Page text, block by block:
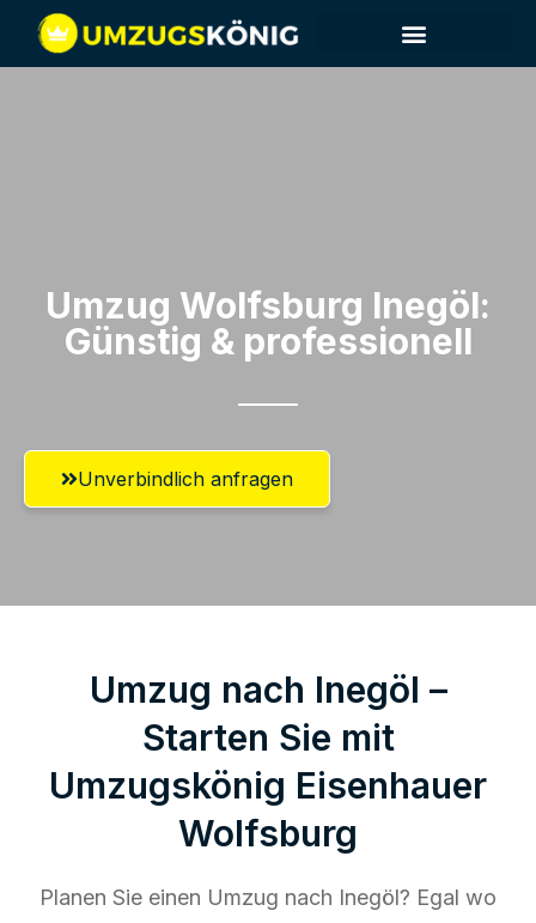
Umzug Wolfsburg​ Inegöl:
Günstig & professionell​
Unverbindlich anfragen
Umzug nach Inegöl –
Starten Sie mit
Umzugskönig Eisenhauer
Wolfsburg
Planen Sie einen Umzug nach Inegöl? Egal wo